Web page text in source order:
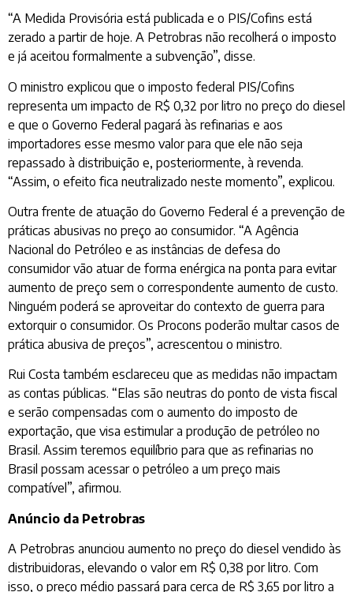
“A Medida Provisória está publicada e o PIS/Cofins está
zerado a partir de hoje. A Petrobras não recolherá o imposto
e já aceitou formalmente a subvenção”, disse.
O ministro explicou que o imposto federal PIS/Cofins
representa um impacto de R$ 0,32 por litro no preço do diesel
e que o Governo Federal pagará às refinarias e aos
importadores esse mesmo valor para que ele não seja
repassado à distribuição e, posteriormente, à revenda.
“Assim, o efeito fica neutralizado neste momento”, explicou.
Outra frente de atuação do Governo Federal é a prevenção de
práticas abusivas no preço ao consumidor. “A Agência
Nacional do Petróleo e as instâncias de defesa do
consumidor vão atuar de forma enérgica na ponta para evitar
aumento de preço sem o correspondente aumento de custo.
Ninguém poderá se aproveitar do contexto de guerra para
extorquir o consumidor. Os Procons poderão multar casos de
prática abusiva de preços”, acrescentou o ministro.
Rui Costa também esclareceu que as medidas não impactam
as contas públicas. “Elas são neutras do ponto de vista fiscal
e serão compensadas com o aumento do imposto de
exportação, que visa estimular a produção de petróleo no
Brasil. Assim teremos equilíbrio para que as refinarias no
Brasil possam acessar o petróleo a um preço mais
compatível”, afirmou.
Anúncio da Petrobras
A Petrobras anunciou aumento no preço do diesel vendido às
distribuidoras, elevando o valor em R$ 0,38 por litro. Com
isso, o preço médio passará para cerca de R$ 3,65 por litro a